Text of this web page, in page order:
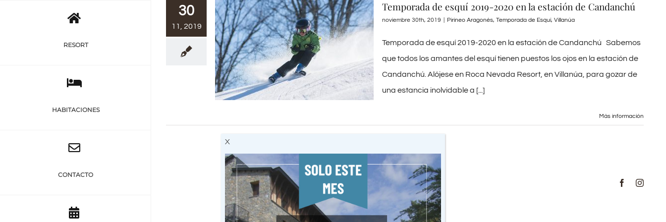
RESORT
HABITACIONES
CONTACTO
30
11, 2019
Temporada de esquí 2019-2020 en la estación de Candanchú
noviembre 30th, 2019 Pirineo Aragonés, Temporada de Esquí, Villanúa
Temporada de esquí 2019-2020 en la estación de Candanchú Sabemos
que todos los amantes del esquí tienen puestos los ojos en la estación de
Candanchú. Alójese en Roca Nevada Resort, en Villanúa, para gozar de
una estancia inolvidable a [...]
Más información
Facebook
X